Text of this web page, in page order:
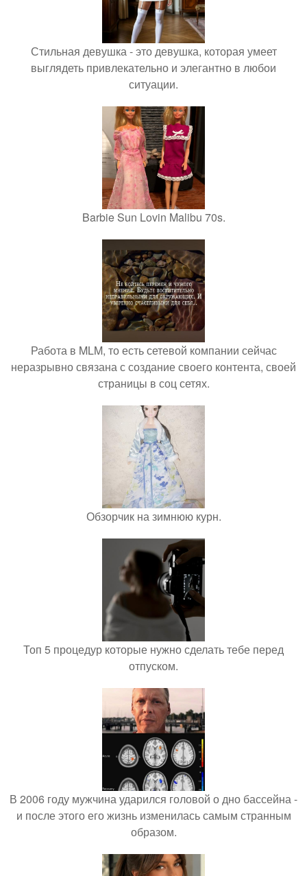
Стильная девушка - это девушка, которая умеет
выглядеть привлекательно и элегантно в любои
ситуации.
Barbie Sun Lovin Malibu 70s.
Работа в MLM, то есть сетевой компании сейчас
неразрывно связана с создание своего контента, своей
страницы в соц сетях.
Обзорчик на зимнюю курн.
Топ 5 процедур которые нужно сделать тебе перед
отпуском.
В 2006 году мужчина ударился головой о дно бассейна -
и после этого его жизнь изменилась самым странным
образом.